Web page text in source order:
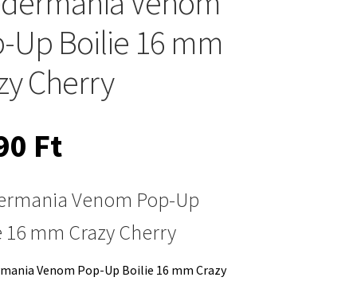
Up Boilie 16 mm
Cherry
Ft
Venom Pop-Up
16 mm Crazy Cherry
Venom Pop-Up Boilie 16 mm Crazy